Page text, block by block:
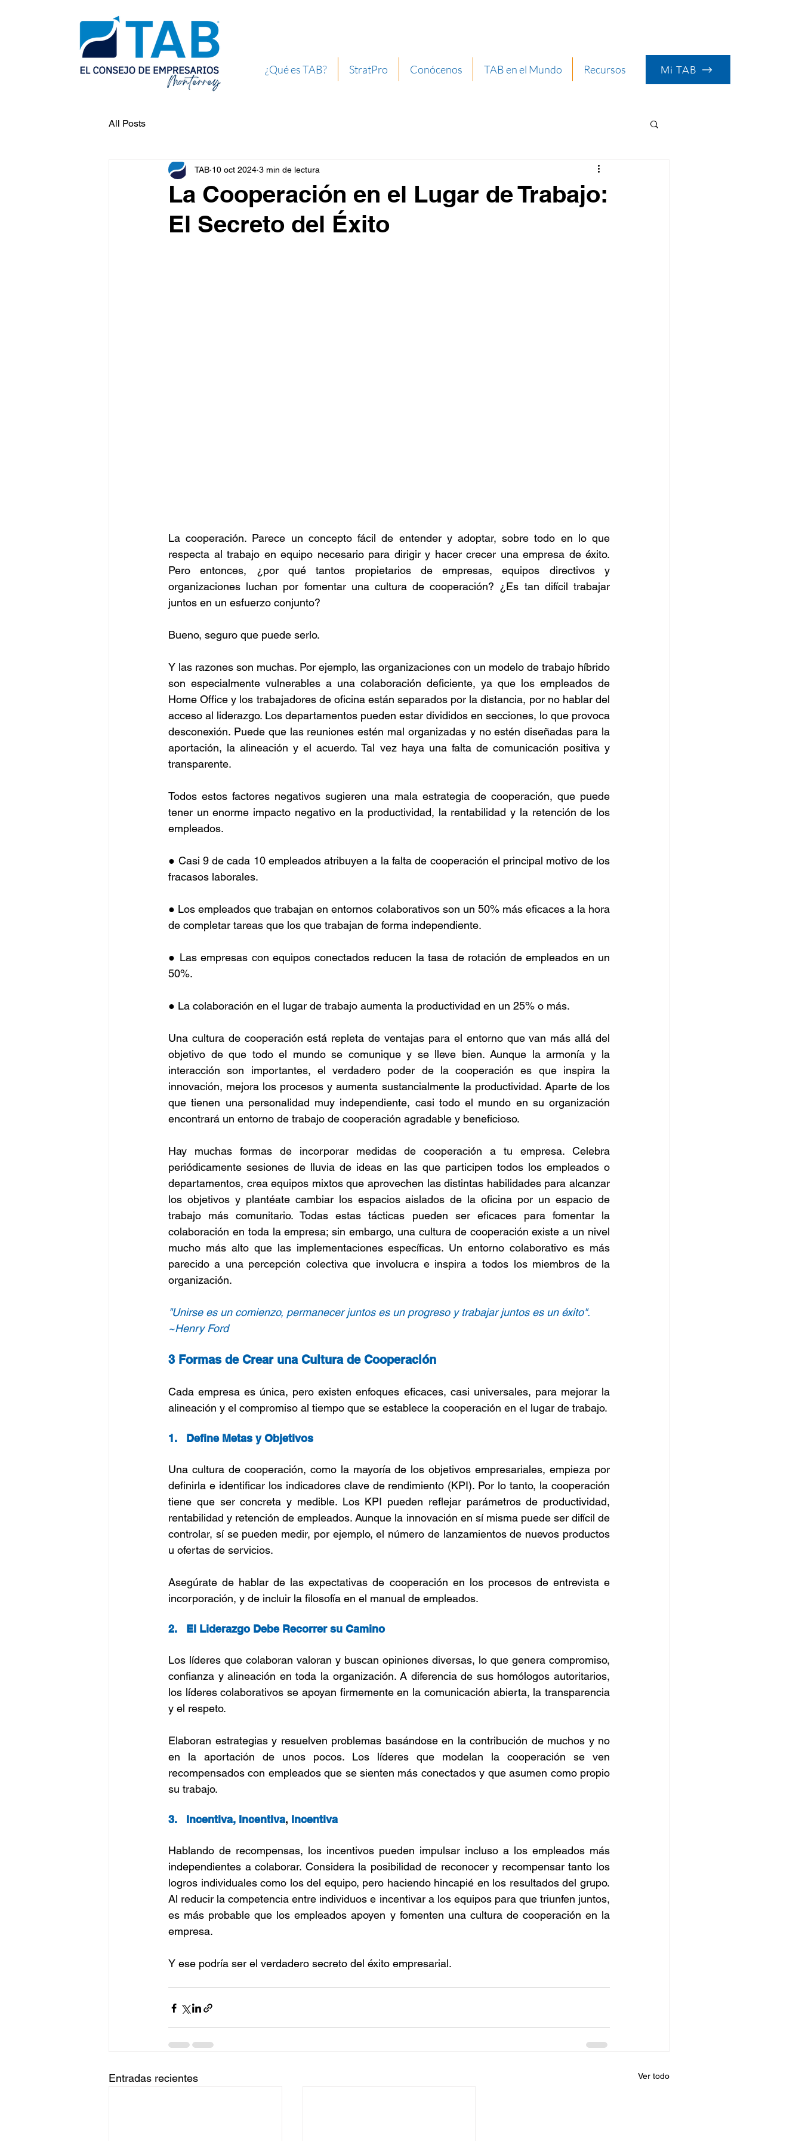
¿Qué es TAB? StratPro Conócenos TAB en el Mundo Recursos Mi TAB
All Posts
La Cooperación en el Lugar de Trabajo:
El Secreto del Éxito
TAB 10 oct 2024 3 min de lectura
La cooperación. Parece un concepto fácil de entender y adoptar, sobre todo en lo que
respecta al trabajo en equipo necesario para dirigir y hacer crecer una empresa de éxito.
Pero entonces, ¿por qué tantos propietarios de empresas, equipos directivos y
organizaciones luchan por fomentar una cultura de cooperación? ¿Es tan difícil trabajar
juntos en un esfuerzo conjunto?
Bueno, seguro que puede serlo.
Y las razones son muchas. Por ejemplo, las organizaciones con un modelo de trabajo híbrido
son especialmente vulnerables a una colaboración deficiente, ya que los empleados de
Home Office y los trabajadores de oficina están separados por la distancia, por no hablar del
acceso al liderazgo. Los departamentos pueden estar divididos en secciones, lo que provoca
desconexión. Puede que las reuniones estén mal organizadas y no estén diseñadas para la
aportación, la alineación y el acuerdo. Tal vez haya una falta de comunicación positiva y
transparente.
Todos estos factores negativos sugieren una mala estrategia de cooperación, que puede
tener un enorme impacto negativo en la productividad, la rentabilidad y la retención de los
empleados.
● Casi 9 de cada 10 empleados atribuyen a la falta de cooperación el principal motivo de los
fracasos laborales.
● Los empleados que trabajan en entornos colaborativos son un 50% más eficaces a la hora
de completar tareas que los que trabajan de forma independiente.
● Las empresas con equipos conectados reducen la tasa de rotación de empleados en un
50%.
● La colaboración en el lugar de trabajo aumenta la productividad en un 25% o más.
Una cultura de cooperación está repleta de ventajas para el entorno que van más allá del
objetivo de que todo el mundo se comunique y se lleve bien. Aunque la armonía y la
interacción son importantes, el verdadero poder de la cooperación es que inspira la
innovación, mejora los procesos y aumenta sustancialmente la productividad. Aparte de los
que tienen una personalidad muy independiente, casi todo el mundo en su organización
encontrará un entorno de trabajo de cooperación agradable y beneficioso.
Hay muchas formas de incorporar medidas de cooperación a tu empresa. Celebra
periódicamente sesiones de lluvia de ideas en las que participen todos los empleados o
departamentos, crea equipos mixtos que aprovechen las distintas habilidades para alcanzar
los objetivos y plantéate cambiar los espacios aislados de la oficina por un espacio de
trabajo más comunitario. Todas estas tácticas pueden ser eficaces para fomentar la
colaboración en toda la empresa; sin embargo, una cultura de cooperación existe a un nivel
mucho más alto que las implementaciones específicas. Un entorno colaborativo es más
parecido a una percepción colectiva que involucra e inspira a todos los miembros de la
organización.
"Unirse es un comienzo, permanecer juntos es un progreso y trabajar juntos es un éxito".
~Henry Ford
3 Formas de Crear una Cultura de Cooperación
Cada empresa es única, pero existen enfoques eficaces, casi universales, para mejorar la
alineación y el compromiso al tiempo que se establece la cooperación en el lugar de trabajo.
1.   Define Metas y Objetivos
Una cultura de cooperación, como la mayoría de los objetivos empresariales, empieza por
definirla e identificar los indicadores clave de rendimiento (KPI). Por lo tanto, la cooperación
tiene que ser concreta y medible. Los KPI pueden reflejar parámetros de productividad,
rentabilidad y retención de empleados. Aunque la innovación en sí misma puede ser difícil de
controlar, sí se pueden medir, por ejemplo, el número de lanzamientos de nuevos productos
u ofertas de servicios.
Asegúrate de hablar de las expectativas de cooperación en los procesos de entrevista e
incorporación, y de incluir la filosofía en el manual de empleados.
2.   El Liderazgo Debe Recorrer su Camino
Los líderes que colaboran valoran y buscan opiniones diversas, lo que genera compromiso,
confianza y alineación en toda la organización. A diferencia de sus homólogos autoritarios,
los líderes colaborativos se apoyan firmemente en la comunicación abierta, la transparencia
y el respeto.
Elaboran estrategias y resuelven problemas basándose en la contribución de muchos y no
en la aportación de unos pocos. Los líderes que modelan la cooperación se ven
recompensados con empleados que se sienten más conectados y que asumen como propio
su trabajo.
3.   Incentiva, Incentiva, Incentiva
Hablando de recompensas, los incentivos pueden impulsar incluso a los empleados más
independientes a colaborar. Considera la posibilidad de reconocer y recompensar tanto los
logros individuales como los del equipo, pero haciendo hincapié en los resultados del grupo.
Al reducir la competencia entre individuos e incentivar a los equipos para que triunfen juntos,
es más probable que los empleados apoyen y fomenten una cultura de cooperación en la
empresa.
Y ese podría ser el verdadero secreto del éxito empresarial.
Entradas recientes Ver todo